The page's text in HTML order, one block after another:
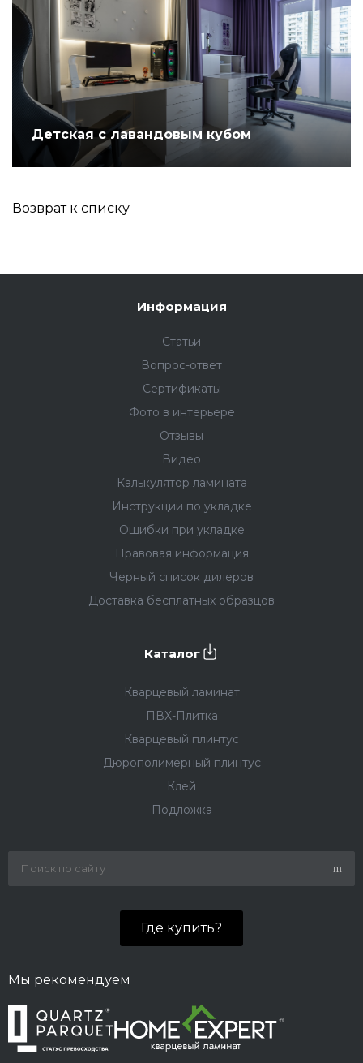
Детская с лавандовым кубом
Возврат к списку
Информация
Статьи
Вопрос-ответ
Сертификаты
Фото в интерьере
Отзывы
Видео
Калькулятор ламината
Инструкции по укладке
Ошибки при укладке
Правовая информация
Черный список дилеров
Доставка бесплатных образцов
Каталог
Кварцевый ламинат
ПВХ-Плитка
Кварцевый плинтус
Дюрополимерный плинтус
Клей
Подложка
Где купить?
Мы рекомендуем